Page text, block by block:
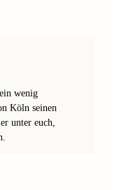
wenig
Köln seinen
unter euch,